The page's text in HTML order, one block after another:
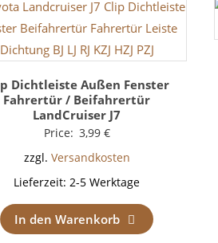
Dichtleiste Außen Fenster
Fahrertür / Beifahrertür
LandCruiser J7
Price: 3,99 €
zzgl. Versandkosten
Lieferzeit:2-5 Werktage
In den Warenkorb